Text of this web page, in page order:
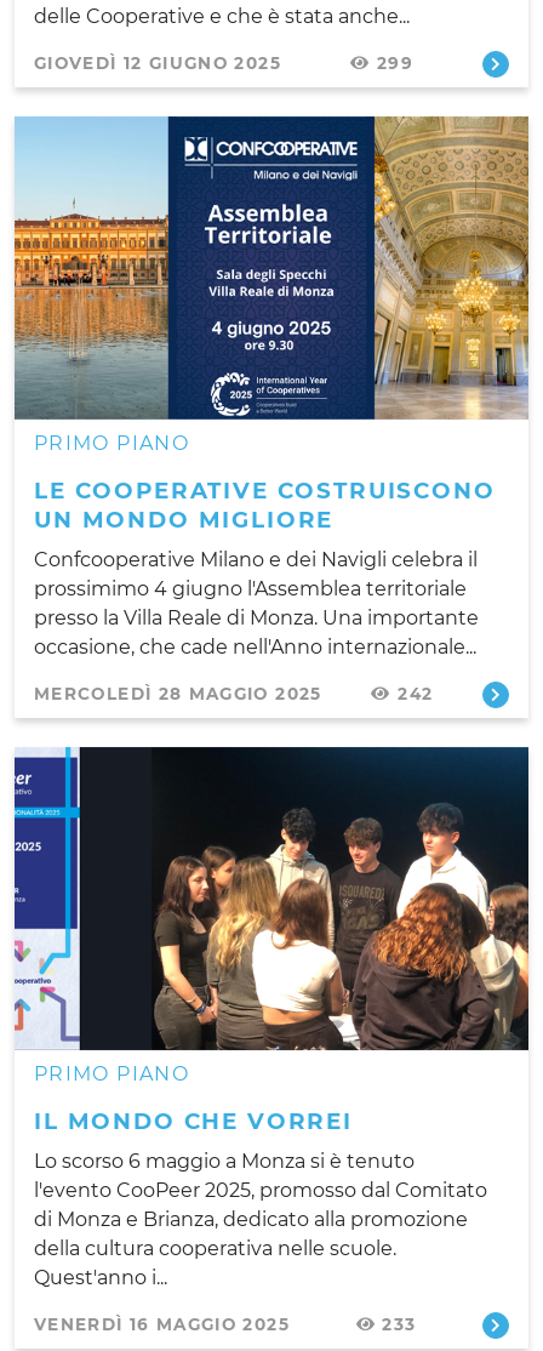
delle Cooperative e che è stata anche...
GIOVEDÌ 12 GIUGNO 2025 299
PRIMO PIANO
LE COOPERATIVE COSTRUISCONO
UN MONDO MIGLIORE
Confcooperative Milano e dei Navigli celebra il
prossimimo 4 giugno l'Assemblea territoriale
presso la Villa Reale di Monza. Una importante
occasione, che cade nell'Anno internazionale...
MERCOLEDÌ 28 MAGGIO 2025 242
PRIMO PIANO
IL MONDO CHE VORREI
Lo scorso 6 maggio a Monza si è tenuto
l'evento CooPeer 2025, promosso dal Comitato
di Monza e Brianza, dedicato alla promozione
della cultura cooperativa nelle scuole.
Quest'anno i...
VENERDÌ 16 MAGGIO 2025 233